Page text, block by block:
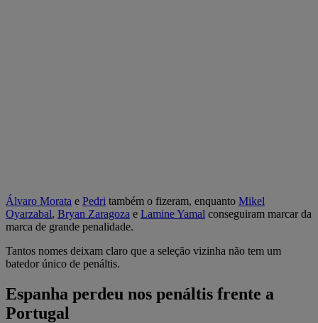
Álvaro Morata e Pedri também o fizeram, enquanto Mikel
Oyarzabal, Bryan Zaragoza e Lamine Yamal conseguiram marcar da
marca de grande penalidade.
Tantos nomes deixam claro que a seleção vizinha não tem um
batedor único de penáltis.
Espanha perdeu nos penáltis frente a
Portugal